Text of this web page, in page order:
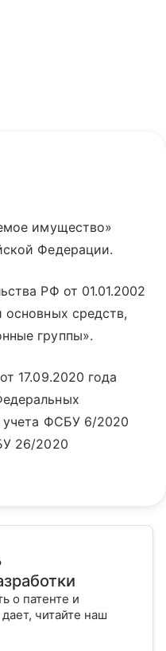
имущество»
Федерации.
РФ от 01.01.2002
средств,
группы».
17.09.2020 года
учета ФСБУ 6/2020
26/2020
о патенте и
читайте наш